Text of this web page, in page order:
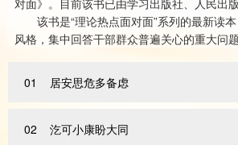
对面》。目前该书已由学习出版社、人民出
该书是“理论热点面对面”系列的最新读
风格，集中回答干部群众普遍关心的重大问题
01 居安思危多备虑
02 汔可小康盼大同